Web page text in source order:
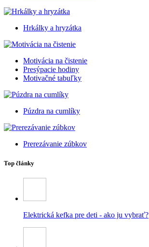
Hrkálky a hryzátka
Motivácia na čistenie
Presýpacie hodiny
Motivačné tabuľky
Púzdra na cumlíky
Prerezávanie zúbkov
Top články
Elektrická kefka pre deti - ako ju vybrať?